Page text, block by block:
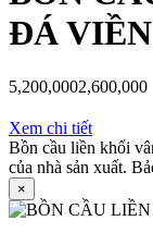
ĐÁ
5,200,0002,600,000
Xem chi tiết
Bồn cầu liền khối
của nhà sản xuất.
×